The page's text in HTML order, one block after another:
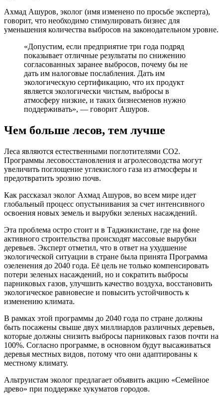
Ахмад Ашуров, эколог (имя изменено по просьбе эксперта),
говорит, что необходимо стимулировать бизнес для
уменьшения количества выбросов на законодательном уровне.
«Допустим, если предприятие три года подряд
показывает отличные результаты по снижению
согласованных заранее выбросов, почему бы не
дать им налоговые послабления. Дать им
экологическую сертификацию, что их продукт
является экологически чистым, выбросы в
атмосферу низкие, и таких бизнесменов нужно
поддерживать», — говорит Ашуров.
Чем больше лесов, тем лучше
Леса являются естественными поглотителями CO2.
Программы лесовосстановления и агролесоводства могут
увеличить поглощение углекислого газа из атмосферы и
предотвратить эрозию почв.
Как рассказал эколог Ахмад Ашуров, во всем мире идет
глобальный процесс опустынивания за счет интенсивного
освоения новых земель и вырубки зеленых насаждений.
Эта проблема остро стоит и в Таджикистане, где на фоне
активного строительства происходят массовые вырубки
деревьев. Эксперт отметил, что в ответ на ухудшение
экологической ситуации в стране была принята Программа
озеленения до 2040 года. Её цель не только компенсировать
потери зеленых насаждений, но и сократить выбросы
парниковых газов, улучшить качество воздуха, восстановить
экологическое равновесие и повысить устойчивость к
изменению климата.
В рамках этой программы до 2040 года по стране должны
быть посажены свыше двух миллиардов различных деревьев,
которые должны снизить выбросы парниковых газов почти на
100%. Согласно программе, в основном будут высаживаться
деревья местных видов, потому что они адаптированы к
местному климату.
Альтруистам эколог предлагает объявить акцию «Семейное
древо» при поддержке хукуматов городов.